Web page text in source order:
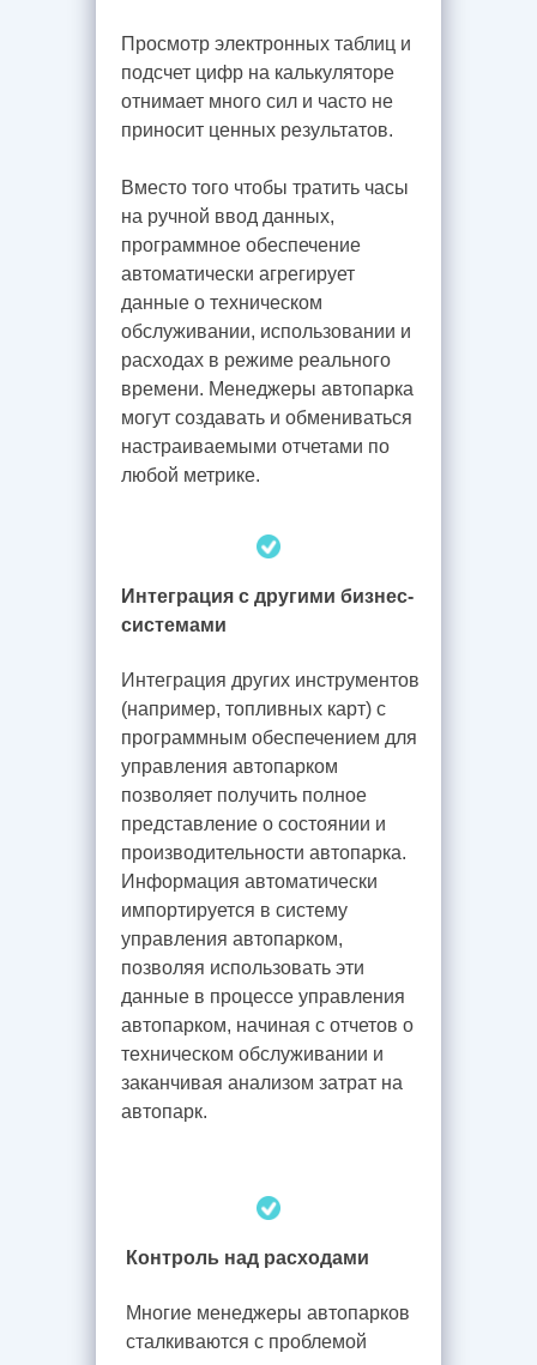
Интеграция с другими бизнес-
системами
Просмотр электронных таблиц и
подсчет цифр на калькуляторе
отнимает много сил и часто не
приносит ценных результатов.
Вместо того чтобы тратить часы
на ручной ввод данных,
программное обеспечение
автоматически агрегирует
данные о техническом
обслуживании, использовании и
расходах в режиме реального
времени. Менеджеры автопарка
могут создавать и обмениваться
настраиваемыми отчетами по
любой метрике.
Интеграция других инструментов
(например, топливных карт) с
программным обеспечением для
управления автопарком
позволяет получить полное
представление о состоянии и
производительности автопарка.
Информация автоматически
импортируется в систему
управления автопарком,
позволяя использовать эти
данные в процессе управления
автопарком, начиная с отчетов о
техническом обслуживании и
заканчивая анализом затрат на
автопарк.
Контроль над расходами
Многие менеджеры автопарков
сталкиваются с проблемой